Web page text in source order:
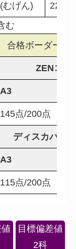
むげん)
22名
む
合格ボーダーラ
ZENコー
A3
145点/200点
ディスカバリ
A3
115点/200点
目標偏差値
2科